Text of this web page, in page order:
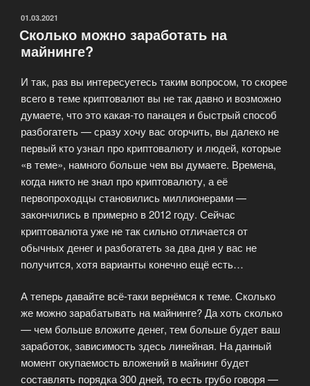
ОПУБЛИКОВАНО
01.03.2021
Сколько можно заработать на
майнинге?
И так, раз вы интересуетесь таким вопросом, то скорее
всего в теме криптовалют вы не так давно и возможно
думаете, что это какая-то панацея и быстрый способ
разбогатеть — сразу хочу вас огорчить, вы далеко не
первый кто узнал про криптовалюту и людей, которые
«в теме», намного больше чем вы думаете. Времена,
когда никто не знал про криптовалюту, а её
первопроходцы становились миллионерами —
закончились в примерно в 2012 году. Сейчас
криптовалюта уже не так сильно отличается от
обычных денег и разбогатеть за два дня у вас не
получится, хотя варианты конечно ещё есть…
А теперь давайте всё-таки вернёмся к теме. Сколько
же можно зарабатывать на майнинге? Да хоть сколько
— чем больше вложите денег, тем больше будет ваш
заработок, зависимость здесь линейная. На данный
момент окупаемость вложений в майнинг будет
составлять порядка 300 дней, то есть грубо говоря —